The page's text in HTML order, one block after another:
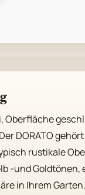
Oberfläche
DORATO
rustikale
-und
in Ihrem